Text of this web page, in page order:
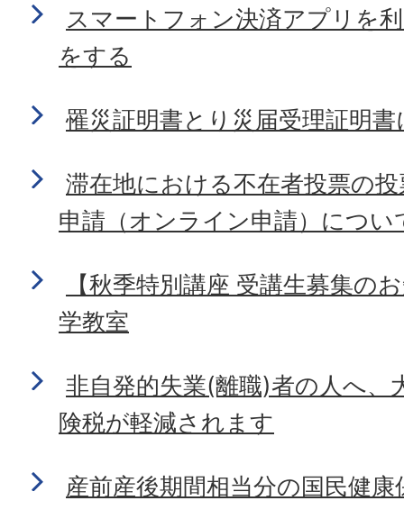
スマートフォン決済アプリを
をする
罹災証明書とり災届受理証明
滞在地における不在者投票の
申請（オンライン申請）につい
【秋季特別講座 受講生募集の
学教室
非自発的失業(離職)者の人へ、
険税が軽減されます
産前産後期間相当分の国民健